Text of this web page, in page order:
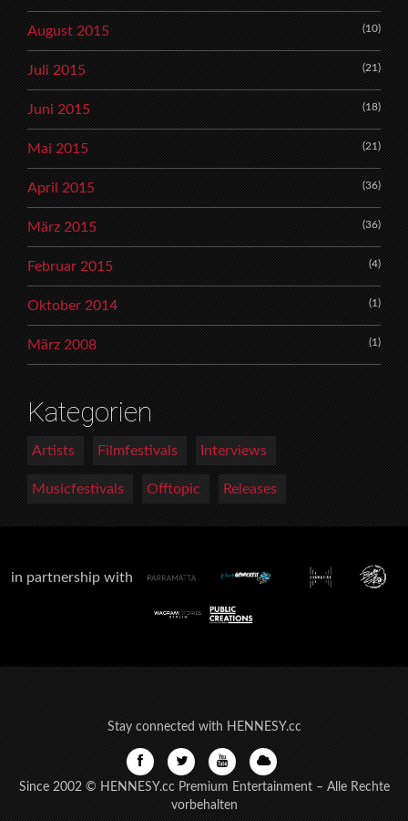
August 2015 (10)
Juli 2015 (21)
Juni 2015 (18)
Mai 2015 (21)
April 2015 (36)
März 2015 (36)
Februar 2015 (4)
Oktober 2014 (1)
März 2008 (1)
Kategorien
Artists Filmfestivals Interviews
Musicfestivals Offtopic Releases
in partnership with
Stay connected with HENNESY.cc
Since 2002 © HENNESY.cc Premium Entertainment – Alle Rechte
vorbehalten